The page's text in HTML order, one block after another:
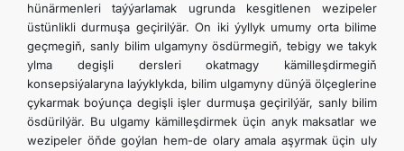
hünärmenleri taýýarlamak ugrunda kesgitlenen wezipeler
üstünlikli durmuşa geçirilýär. On iki ýyllyk umumy orta bilime
geçmegiň, sanly bilim ulgamyny ösdürmegiň, tebigy we takyk
ylma degişli dersleri okatmagy kämilleşdirmegiň
konsepsiýalaryna laýyklykda, bilim ulgamyny dünýä ölçeglerine
çykarmak boýunça degişli işler durmuşa geçirilýär, sanly bilim
ösdürilýär. Bu ulgamy kämilleşdirmek üçin anyk maksatlar we
wezipeler öňde goýlan hem-de olary amala aşyrmak üçin uly